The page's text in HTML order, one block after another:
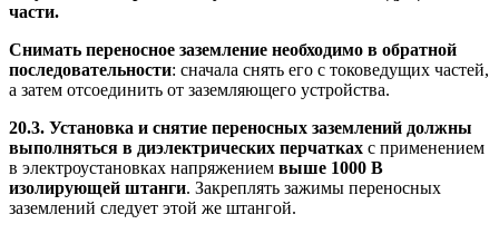
части.
Снимать переносное заземление необходимо в обратной
последовательности: сначала снять его с токоведущих частей,
а затем отсоединить от заземляющего устройства.
20.3. Установка и снятие переносных заземлений должны
выполняться в диэлектрических перчатках с применением
в электроустановках напряжением выше 1000 В
изолирующей штанги. Закреплять зажимы переносных
заземлений следует этой же штангой.